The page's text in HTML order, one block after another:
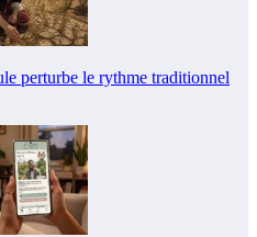
perturbe le rythme traditionnel